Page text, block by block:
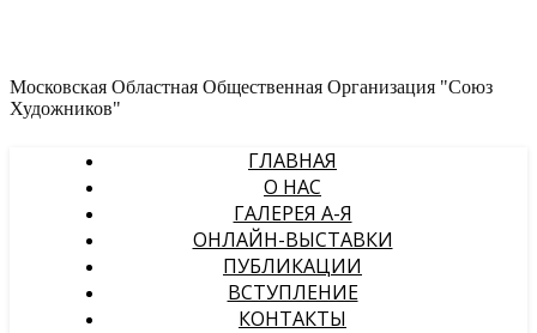
Московская Областная Общественная Организация "Союз
Художников"
ГЛАВНАЯ
О НАС
ГАЛЕРЕЯ А-Я
ОНЛАЙН-ВЫСТАВКИ
ПУБЛИКАЦИИ
ВСТУПЛЕНИЕ
КОНТАКТЫ